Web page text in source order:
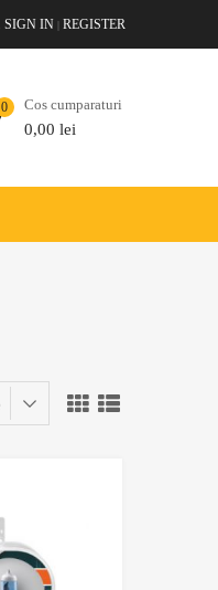
SIGN IN | REGISTER
Cos cumparaturi
0,00 lei
0